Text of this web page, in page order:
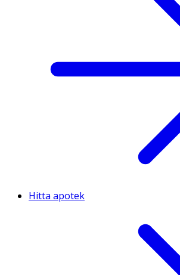
Hitta apotek